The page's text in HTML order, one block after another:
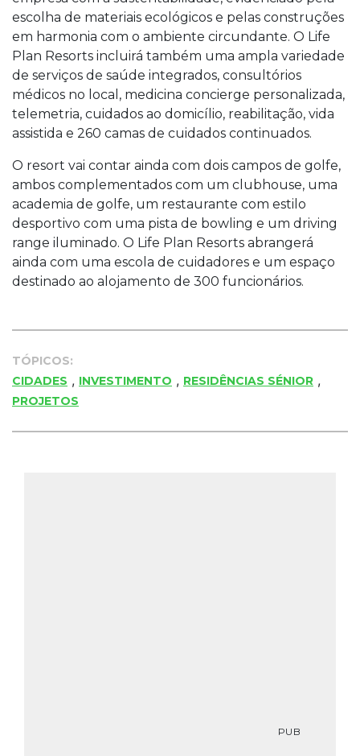
escolha de materiais ecológicos e pelas construções
em harmonia com o ambiente circundante. O Life
Plan Resorts incluirá também uma ampla variedade
de serviços de saúde integrados, consultórios
médicos no local, medicina concierge personalizada,
telemetria, cuidados ao domicílio, reabilitação, vida
assistida e 260 camas de cuidados continuados.
O resort vai contar ainda com dois campos de golfe,
ambos complementados com um clubhouse, uma
academia de golfe, um restaurante com estilo
desportivo com uma pista de bowling e um driving
range iluminado. O Life Plan Resorts abrangerá
ainda com uma escola de cuidadores e um espaço
destinado ao alojamento de 300 funcionários.
TÓPICOS:
CIDADES , INVESTIMENTO , RESIDÊNCIAS SÉNIOR ,
PROJETOS
PUB